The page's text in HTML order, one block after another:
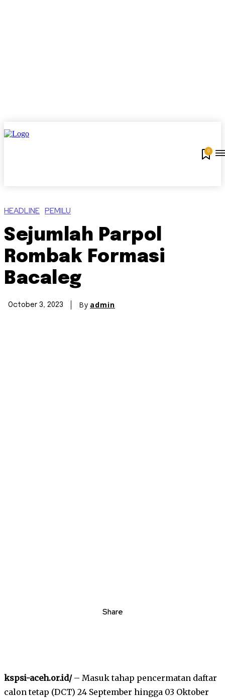
0
HEADLINE PEMILU
Sejumlah Parpol
Rombak Formasi
Bacaleg
October 3, 2023 By admin
Share
kspsi-aceh.or.id/– Masuk tahap pencermatan daftar
calon tetap (DCT) 24 September hingga 03 Oktober